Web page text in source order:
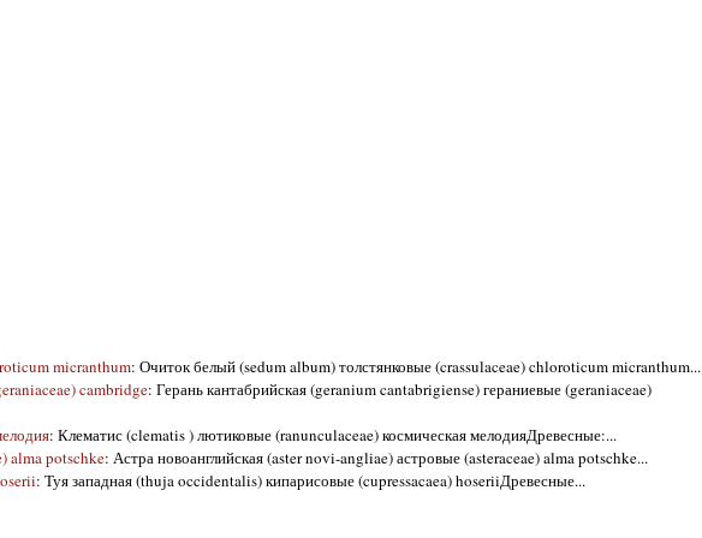
micranthum: Очиток белый (sedum album) толстянковые (crassulaceae) chloroticum micranthum...
cambridge: Герань кантабрийская (geranium cantabrigiense) гераниевые (geraniaceae)
: Клематис (clematis ) лютиковые (ranunculaceae) космическая мелодияДревесные:...
alma potschke: Астра новоанглийская (aster novi-angliae) астровые (asteraceae) alma potschke...
: Туя западная (thuja occidentalis) кипарисовые (cupressacaea) hoseriiДревесные...